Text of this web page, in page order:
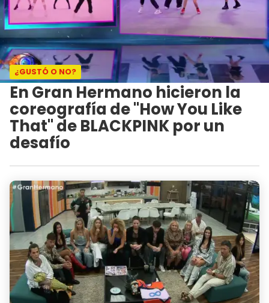
¿GUSTÓ O NO?
En Gran Hermano hicieron la
coreografía de "How You Like
That" de BLACKPINK por un
desafío